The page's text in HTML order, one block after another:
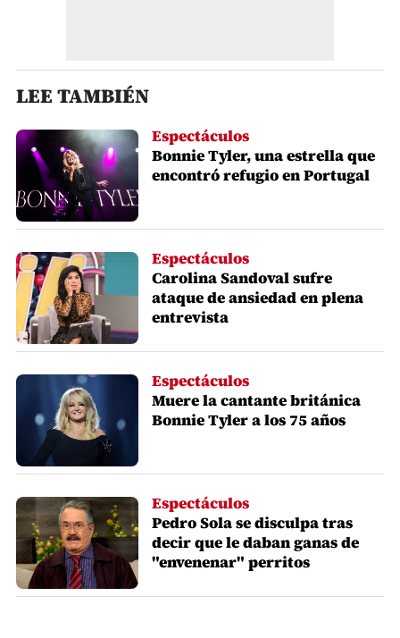
LEE TAMBIÉN
Espectáculos
Bonnie Tyler, una estrella que
encontró refugio en Portugal
Espectáculos
Carolina Sandoval sufre
ataque de ansiedad en plena
entrevista
Espectáculos
Muere la cantante británica
Bonnie Tyler a los 75 años
Espectáculos
Pedro Sola se disculpa tras
decir que le daban ganas de
"envenenar" perritos